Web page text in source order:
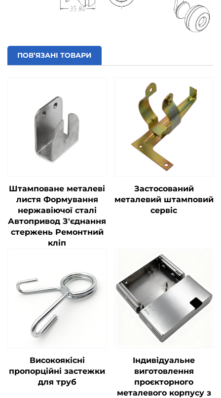
ПОВ’ЯЗАНІ ТОВАРИ
Штамповане металеві
листя Формування
нержавіючої сталі
Автопривод З'єднання
стержень Ремонтний
кліп
Застосований
металевий штамповий
сервіс
Високоякісні
пропорційні застежки
для труб
Індивідуальне
виготовлення
проєкторного
металевого корпусу з